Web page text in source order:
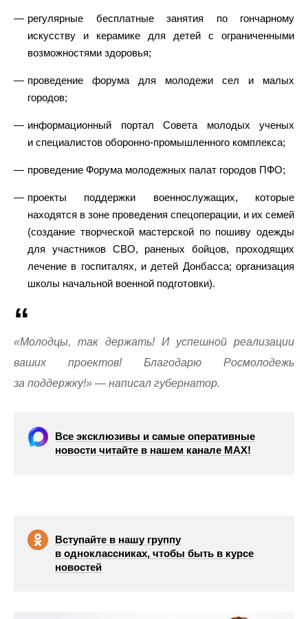
регулярные бесплатные занятия по гончарному
искусству и керамике для детей с ограниченными
возможностями здоровья;
проведение форума для молодежи сел и малых
городов;
информационный портал Совета молодых ученых
и специалистов оборонно-промышленного комплекса;
проведение Форума молодежных палат городов ПФО;
проекты поддержки военнослужащих, которые
находятся в зоне проведения спецоперации, и их семей
(создание творческой мастерской по пошиву одежды
для участников СВО, раненых бойцов, проходящих
лечение в госпиталях, и детей Донбасса; организация
школы начальной военной подготовки).
«Молодцы, так держать! И успешной реализации
ваших проектов! Благодарю Росмолодежь
за поддержку!» — написал губернатор.
Все эксклюзивы и самые оперативные
новости читайте в нашем канале МАХ!
Вступайте в нашу группу
в одноклассниках, чтобы быть в курсе
новостей